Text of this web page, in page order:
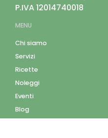
P.IVA12014740018
MENU
Chi siamo
Servizi
Ricette
Noleggi
Eventi
Blog